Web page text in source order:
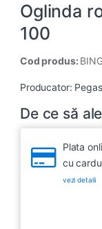
Oglinda
100
Cod produs:
Producator: Pegas
De ce să
Plata
cu
vezi detalii